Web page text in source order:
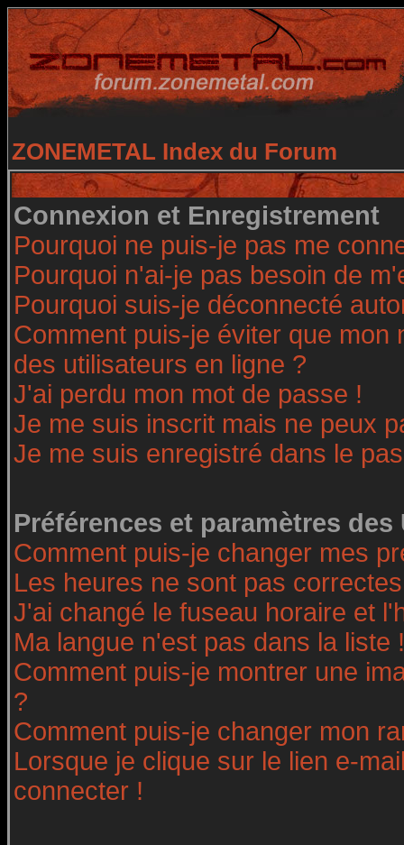
ZONEMETAL Index du Forum
Connexion et Enregistrement
Pourquoi ne puis-je pas me
Pourquoi n'ai-je pas besoin de
Pourquoi suis-je déconnecté
Comment puis-je éviter que
des utilisateurs en ligne ?
J'ai perdu mon mot de passe !
Je me suis inscrit mais ne peux
Je me suis enregistré dans le
Préférences et paramètres
Comment puis-je changer mes
Les heures ne sont pas
J'ai changé le fuseau horaire et
Ma langue n'est pas dans la liste !
Comment puis-je montrer une
?
Comment puis-je changer mon
Lorsque je clique sur le lien e-
connecter !